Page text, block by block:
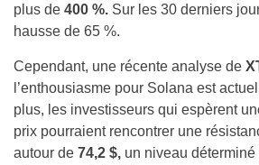
plus de 400 %. Sur les 30 derniers
hausse de 65 %.
Cependant, une récente analyse de
l’enthousiasme pour Solana est
plus, les investisseurs qui espèrent
prix pourraient rencontrer une
autour de 74,2 $, un niveau déterminé